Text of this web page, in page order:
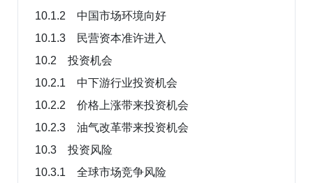
10.1.2 中国市场环境向好
10.1.3 民营资本准许进入
10.2 投资机会
10.2.1 中下游行业投资机会
10.2.2 价格上涨带来投资机会
10.2.3 油气改革带来投资机会
10.3 投资风险
10.3.1 全球市场竞争风险